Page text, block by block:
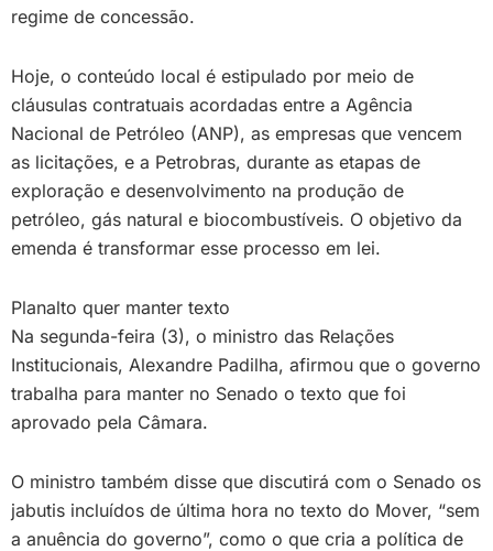
regime de concessão.
Hoje, o conteúdo local é estipulado por meio de
cláusulas contratuais acordadas entre a Agência
Nacional de Petróleo (ANP), as empresas que vencem
as licitações, e a Petrobras, durante as etapas de
exploração e desenvolvimento na produção de
petróleo, gás natural e biocombustíveis. O objetivo da
emenda é transformar esse processo em lei.
Planalto quer manter texto
Na segunda-feira (3), o ministro das Relações
Institucionais, Alexandre Padilha, afirmou que o governo
trabalha para manter no Senado o texto que foi
aprovado pela Câmara.
O ministro também disse que discutirá com o Senado os
jabutis incluídos de última hora no texto do Mover, “sem
a anuência do governo”, como o que cria a política de